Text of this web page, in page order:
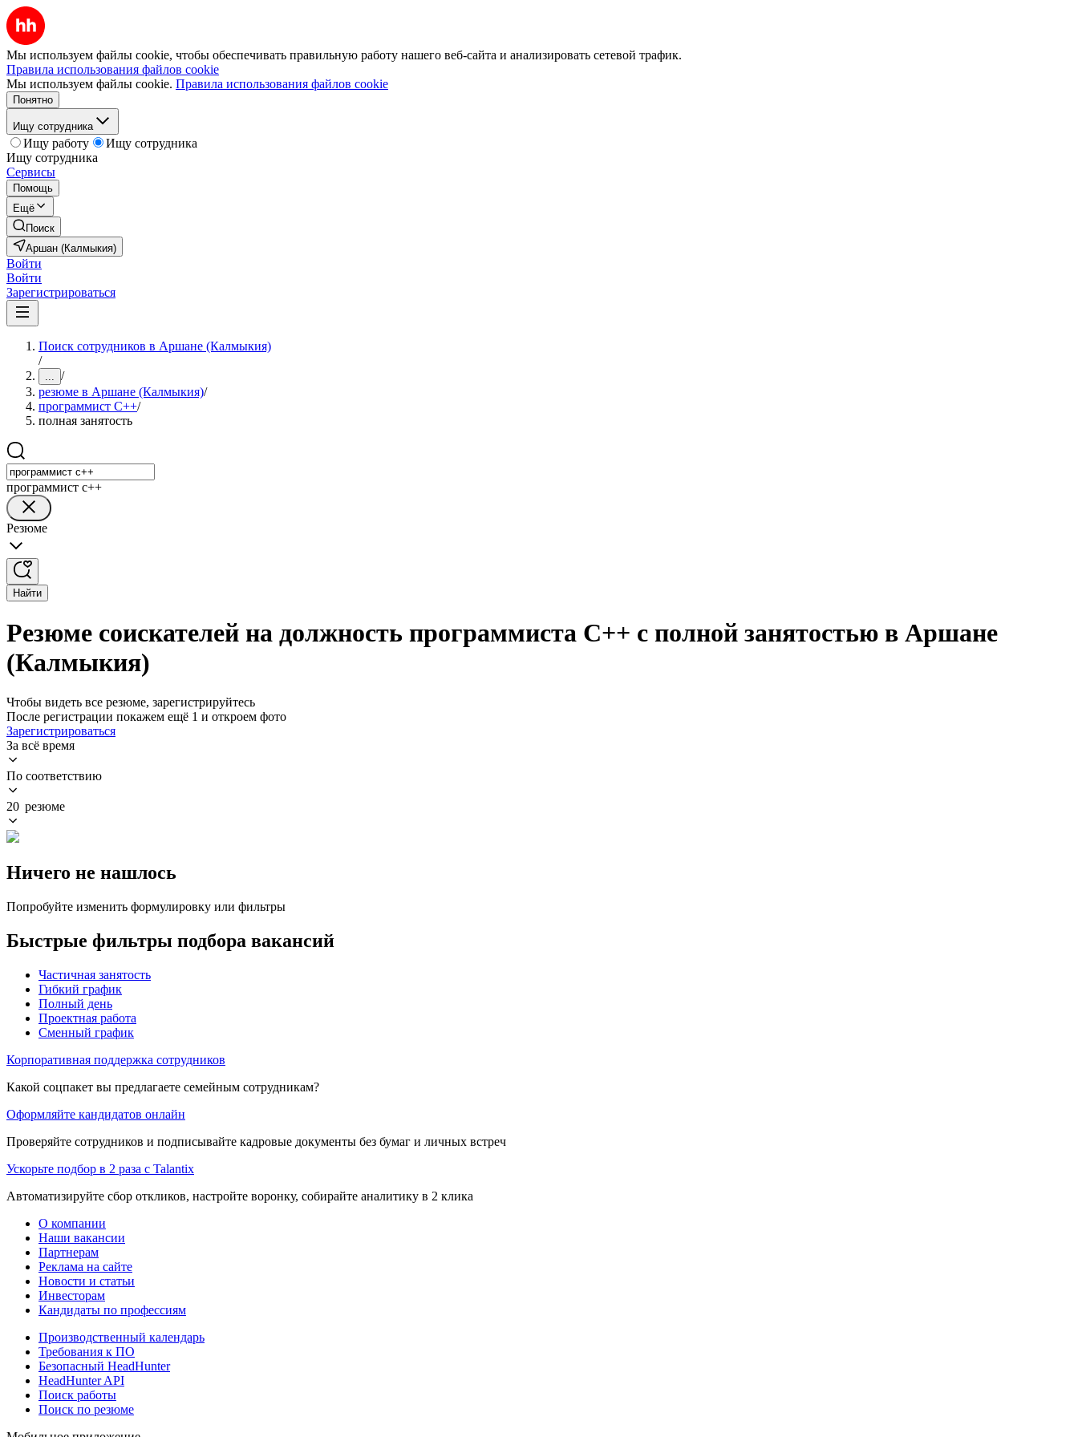
Мы используем файлы cookie, чтобы обеспечивать правильную работу нашего веб-сайта и анализировать сетевой трафик.
Правила использования файлов cookie
Мы используем файлы cookie. Правила использования файлов cookie
Понятно
Ищу сотрудника
Ищу работу
Ищу сотрудника
Ищу сотрудника
Сервисы
Помощь
Ещё
Поиск
Аршан (Калмыкия)
Войти
Войти
Зарегистрироваться
Поиск сотрудников в Аршане (Калмыкия)
/
... /
резюме в Аршане (Калмыкия)/
программист C++/
полная занятость
программист c++
Резюме
Найти
Резюме соискателей на должность программиста C++ с полной занятостью в Аршане
(Калмыкия)
Чтобы видеть все резюме, зарегистрируйтесь
После регистрации покажем ещё 1 и откроем фото
Зарегистрироваться
За всё время
По соответствию
20 резюме
Ничего не нашлось
Попробуйте изменить формулировку или фильтры
Быстрые фильтры подбора вакансий
Частичная занятость
Гибкий график
Полный день
Проектная работа
Сменный график
Корпоративная поддержка сотрудников
Какой соцпакет вы предлагаете семейным сотрудникам?
Оформляйте кандидатов онлайн
Проверяйте сотрудников и подписывайте кадровые документы без бумаг и личных встреч
Ускорьте подбор в 2 раза с Talantix
Автоматизируйте сбор откликов, настройте воронку, собирайте аналитику в 2 клика
О компании
Наши вакансии
Партнерам
Реклама на сайте
Новости и статьи
Инвесторам
Кандидаты по профессиям
Производственный календарь
Требования к ПО
Безопасный HeadHunter
HeadHunter API
Поиск работы
Поиск по резюме